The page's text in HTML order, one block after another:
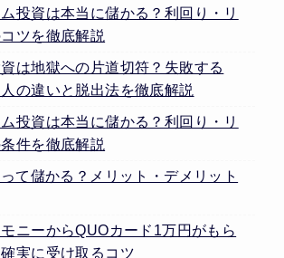
投資は本当に儲かる？利回り・リ
ツを徹底解説
は地獄への片道切符？失敗する
の違いと脱出法を徹底解説
投資は本当に儲かる？利回り・リ
件を徹底解説
て儲かる？メリット・デメリット
ニーからQUOカード1万円がもら
実に受け取るコツ